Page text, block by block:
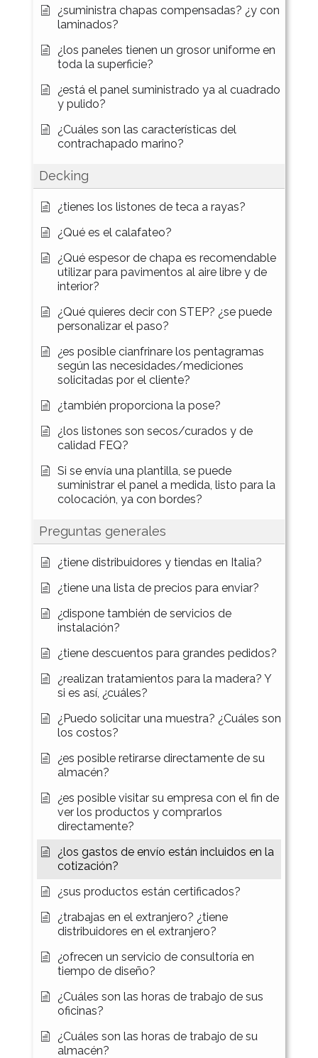
¿suministra chapas compensadas? ¿y con
laminados?
¿los paneles tienen un grosor uniforme en
toda la superficie?
¿está el panel suministrado ya al cuadrado
y pulido?
¿Cuáles son las características del
contrachapado marino?
Decking
¿tienes los listones de teca a rayas?
¿Qué es el calafateo?
¿Qué espesor de chapa es recomendable
utilizar para pavimentos al aire libre y de
interior?
¿Qué quieres decir con STEP? ¿se puede
personalizar el paso?
¿es posible cianfrinare los pentagramas
según las necesidades/mediciones
solicitadas por el cliente?
¿también proporciona la pose?
¿los listones son secos/curados y de
calidad FEQ?
Si se envía una plantilla, se puede
suministrar el panel a medida, listo para la
colocación, ya con bordes?
Preguntas generales
¿tiene distribuidores y tiendas en Italia?
¿tiene una lista de precios para enviar?
¿dispone también de servicios de
instalación?
¿tiene descuentos para grandes pedidos?
¿realizan tratamientos para la madera? Y
si es así, ¿cuáles?
¿Puedo solicitar una muestra? ¿Cuáles son
los costos?
¿es posible retirarse directamente de su
almacén?
¿es posible visitar su empresa con el fin de
ver los productos y comprarlos
directamente?
¿los gastos de envío están incluidos en la
cotización?
¿sus productos están certificados?
¿trabajas en el extranjero? ¿tiene
distribuidores en el extranjero?
¿ofrecen un servicio de consultoría en
tiempo de diseño?
¿Cuáles son las horas de trabajo de sus
oficinas?
¿Cuáles son las horas de trabajo de su
almacén?